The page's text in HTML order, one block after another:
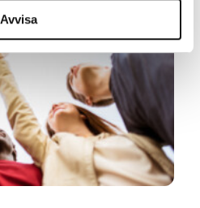
Avvisa